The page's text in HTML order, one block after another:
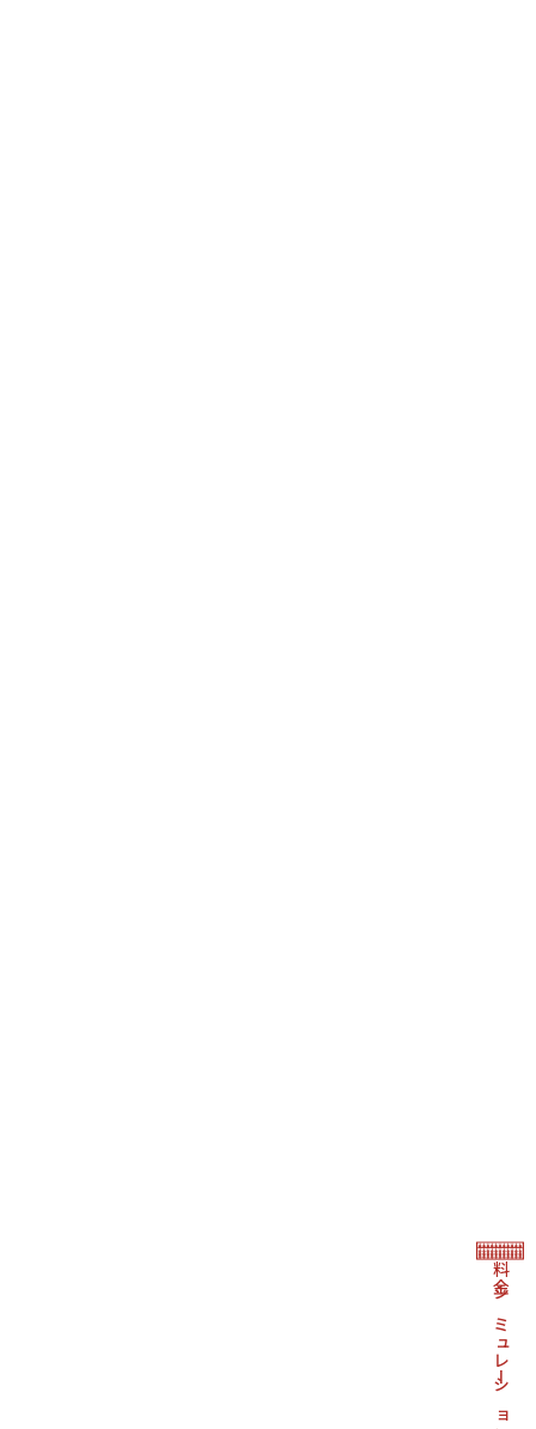
料金シミュレーション